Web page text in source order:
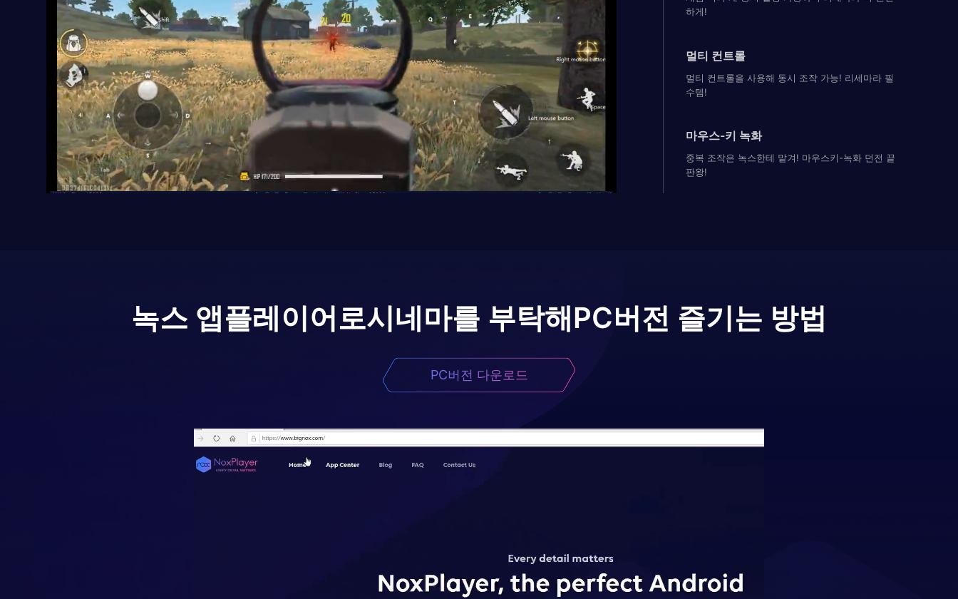
하게!
멀티 컨트롤
멀티 컨트롤을 사용해 동시 조작 가능! 리세마라 필
수템!
마우스-키 녹화
중복 조작은 녹스한테 맡겨! 마우스키-녹화 던전 끝
판왕!
녹스 앱플레이어로시네마를 부탁해PC버전 즐기는 방법
PC버전 다운로드